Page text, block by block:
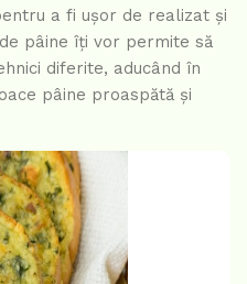
a fi ușor de realizat și
pâine îți vor permite să
diferite, aducând în
pâine proaspătă și